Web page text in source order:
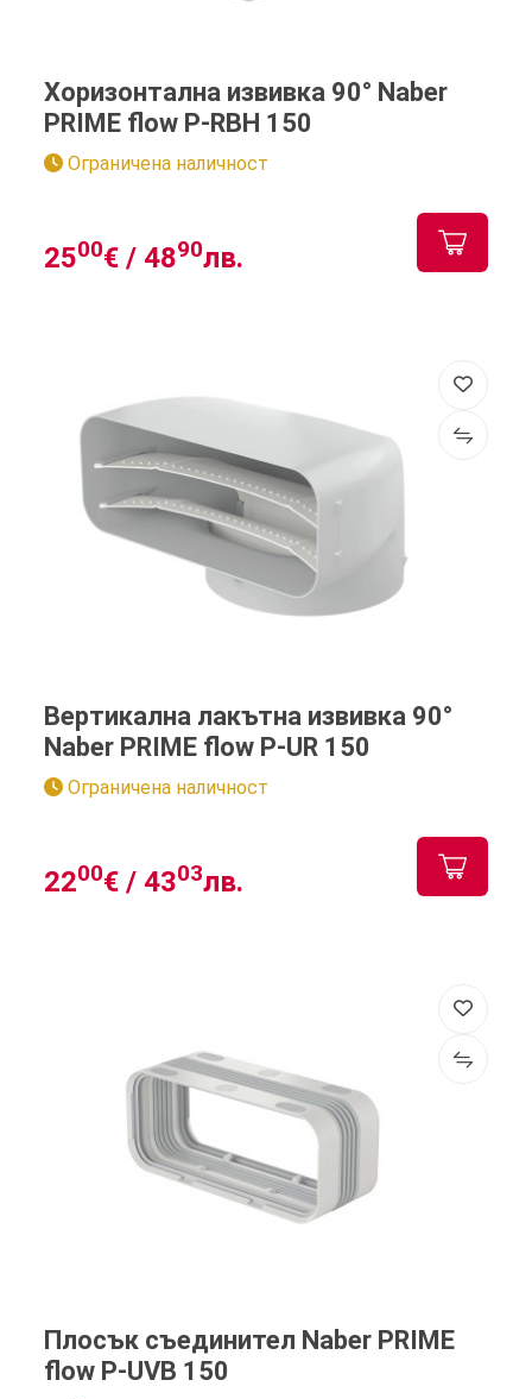
Хоризонтална извивка 90° Naber
PRIME flow P-RBH 150
Ограничена наличност
2500€ / 4890лв.
Вертикална лакътна извивка 90°
Naber PRIME flow P-UR 150
Ограничена наличност
2200€ / 4303лв.
Плосък съединител Naber PRIME
flow P-UVB 150